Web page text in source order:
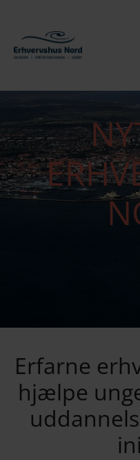
Erfarne
hjælpe